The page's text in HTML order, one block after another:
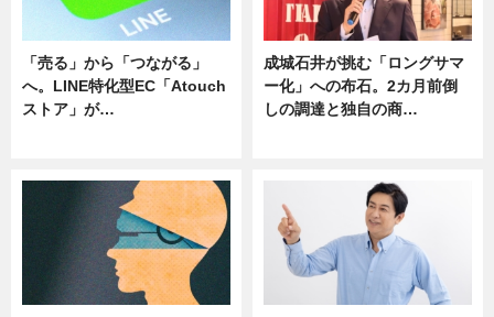
「売る」から「つながる」
へ。LINE特化型EC「Atouch
ストア」が…
成城石井が挑む「ロングサマ
ー化」への布石。2カ月前倒
しの調達と独自の商…